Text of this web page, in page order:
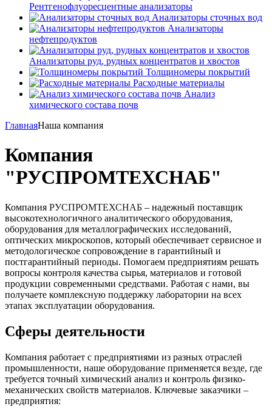
Рентгенофлуоресцентные анализаторы
Анализаторы сточных вод
Анализаторы
нефтепродуктов
Анализаторы руд, рудных концентратов и хвостов
Толщиномеры покрытий
Расходные материалы
Анализ
химического состава почв
ГлавнаяНаша компания
Компания
"РУСПРОМТЕХСНАБ"
Компания РУСПРОМТЕХСНАБ – надежный поставщик
высокотехнологичного аналитического оборудования,
оборудования для металлографических исследований,
оптических микроскопов, который обеспечивает сервисное и
методологическое сопровождение в гарантийный и
постгарантийный периоды. Помогаем предприятиям решать
вопросы контроля качества сырья, материалов и готовой
продукции современными средствами. Работая с нами, вы
получаете комплексную поддержку лаборатории на всех
этапах эксплуатации оборудования.
Сферы деятельности
Компания работает с предприятиями из разных отраслей
промышленности, наше оборудование применяется везде, где
требуется точный химический анализ и контроль физико-
механических свойств материалов. Ключевые заказчики –
предприятия: